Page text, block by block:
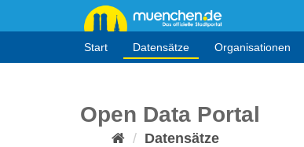
Start Datensätze Organisationen
Open Data Portal
Datensätze